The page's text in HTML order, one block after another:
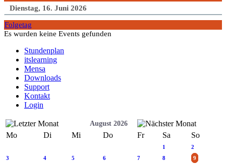
Dienstag, 16. Juni 2026
Folgetag
Es wurden keine Events gefunden
Stundenplan
itslearning
Mensa
Downloads
Support
Kontakt
Login
August 2026
Mo Di Mi Do Fr Sa So
1
2
3
4 5 6 7 8
9